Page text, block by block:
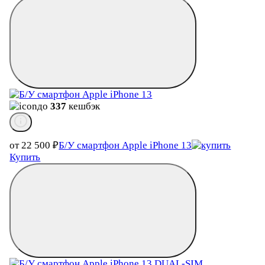
до337 кешбэк
от 22 500₽Б/У смартфон Apple iPhone 13
Купить